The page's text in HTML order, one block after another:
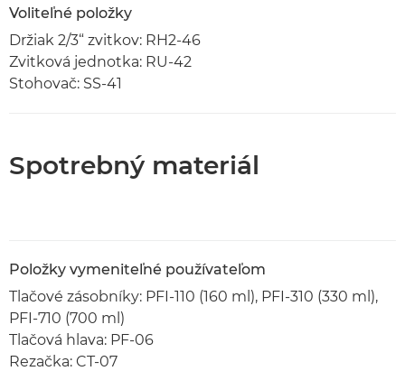
Voliteľné položky
Držiak 2/3“ zvitkov: RH2-46
Zvitková jednotka: RU-42
Stohovač: SS-41
Spotrebný materiál
Položky vymeniteľné používateľom
Tlačové zásobníky: PFI-110 (160 ml), PFI-310 (330 ml),
PFI-710 (700 ml)
Tlačová hlava: PF-06
Rezačka: CT-07